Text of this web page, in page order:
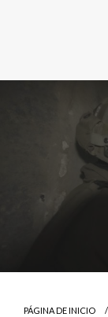
PÁGINA DE INICIO